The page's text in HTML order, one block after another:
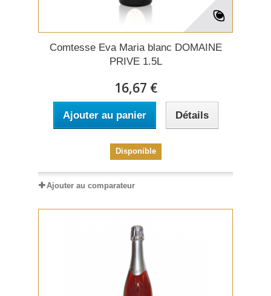
Comtesse Eva Maria blanc DOMAINE
PRIVE 1.5L
16,67 €
Ajouter au panier Détails
Disponible
Ajouter au comparateur